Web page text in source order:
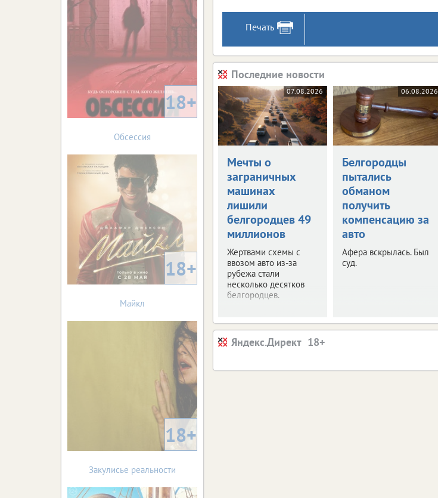
Печать
Последние новости
07.08.2026
Мечты о
заграничных
машинах
лишили
белгородцев 49
миллионов
Жертвами схемы с
ввозом авто из-за
рубежа стали
несколько десятков
белгородцев.
06.08.2026
Белгородцы
пытались
обманом
получить
компенсацию за
авто
Афера вскрылась. Был
суд.
Яндекс.Директ
18+
Обсессия
18+
Майкл
18+
Закулисье реальности